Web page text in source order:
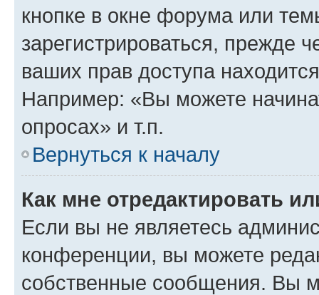
кнопке в окне форума или
зарегистрироваться, прежде
ваших прав доступа
Например: «Вы можете
опросах» и т.п.
Вернуться к началу
Как мне отредактировать
Если вы не являетесь
конференции, вы можете
собственные сообщения. Вы